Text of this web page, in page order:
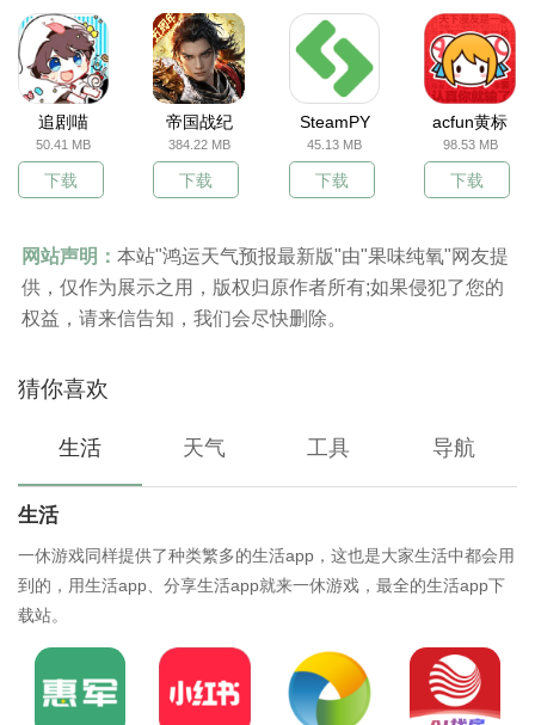
追剧喵
50.41 MB
下载
帝国战纪
384.22 MB
下载
SteamPY
45.13 MB
下载
acfun黄标
98.53 MB
下载
网站声明： 本站"鸿运天气预报最新版"由"果味纯氧"网友提
供，仅作为展示之用，版权归原作者所有;如果侵犯了您的
权益，请来信告知，我们会尽快删除。
猜你喜欢
生活 天气 工具 导航
生活
一休游戏同样提供了种类繁多的生活app，这也是大家生活中都会用
到的，用生活app、分享生活app就来一休游戏，最全的生活app下
载站。